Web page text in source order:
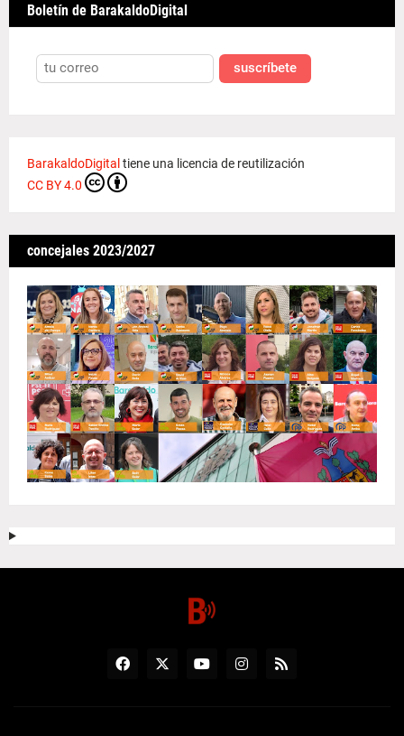
Boletín de BarakaldoDigital
suscríbete
BarakaldoDigitaltiene una licencia de reutilización
CC BY 4.0
concejales 2023/2027